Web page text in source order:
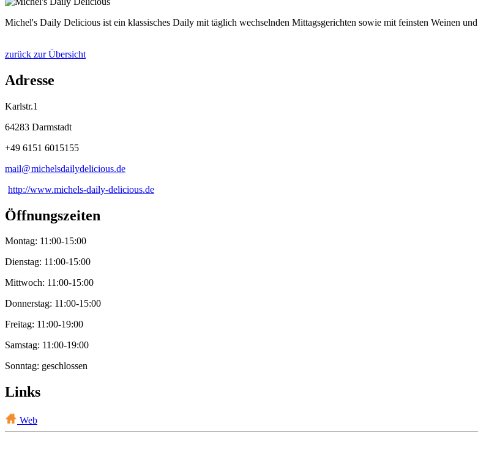
Michel's Daily Delicious ist ein klassisches Daily mit täglich wechselnden Mittagsgerichten sowie mit feinsten Weinen
zurück zur Übersicht
Adresse
Karlstr.1
64283 Darmstadt
+49 6151 6015155
mail@michelsdailydelicious.de
http://www.michels-daily-delicious.de
Öffnungszeiten
Montag: 11:00-15:00
Dienstag: 11:00-15:00
Mittwoch: 11:00-15:00
Donnerstag: 11:00-15:00
Freitag: 11:00-19:00
Samstag: 11:00-19:00
Sonntag: geschlossen
Links
Web